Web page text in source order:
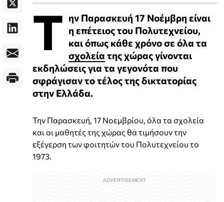
Τ ην Παρασκευή 17 Νοέμβρη είναι
η επέτειος του Πολυτεχνείου,
και όπως κάθε χρόνο σε όλα τα
σχολεία της χώρας γίνονται
εκδηλώσεις για τα γεγονότα που
σφράγισαν το τέλος της δικτατορίας
στην Ελλάδα.
Την Παρασκευή, 17 Νοεμβρίου, όλα τα σχολεία
και οι μαθητές της χώρας θα τιμήσουν την
εξέγερση των φοιτητών του Πολυτεχνείου το
1973.